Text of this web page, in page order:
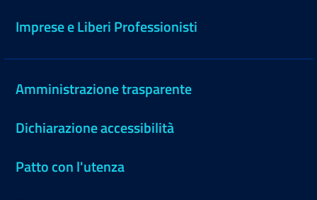
Imprese e Liberi Professionisti
Amministrazione trasparente
Dichiarazione accessibilità
Patto con l'utenza